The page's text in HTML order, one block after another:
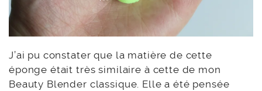
J’ai pu constater que la matière de cette
éponge était très similaire à cette de mon
Beauty Blender classique. Elle a été pensée